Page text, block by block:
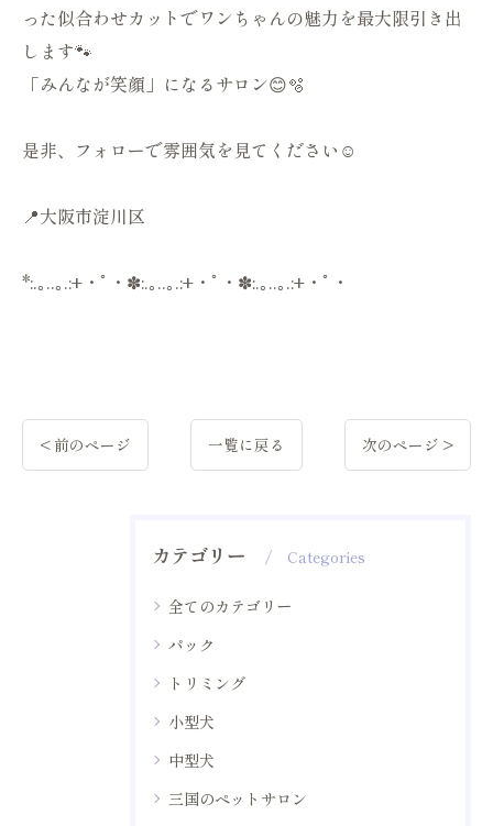
った似合わせカットでワンちゃんの魅力を最大限引き出
します🐾
「みんなが笑顔」になるサロン😊🫧
是非、フォローで雰囲気を見てください☺️
📍大阪市淀川区
*:.｡..｡.:+・ﾟ・✽:.｡..｡.:+・ﾟ・✽:.｡..｡.:+・ﾟ・
< 前のページ 一覧に戻る 次のページ >
カテゴリー Categories
全てのカテゴリー
パック
トリミング
小型犬
中型犬
三国のペットサロン